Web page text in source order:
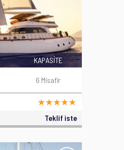
KAPASİTE
6 Misafir
Teklif iste